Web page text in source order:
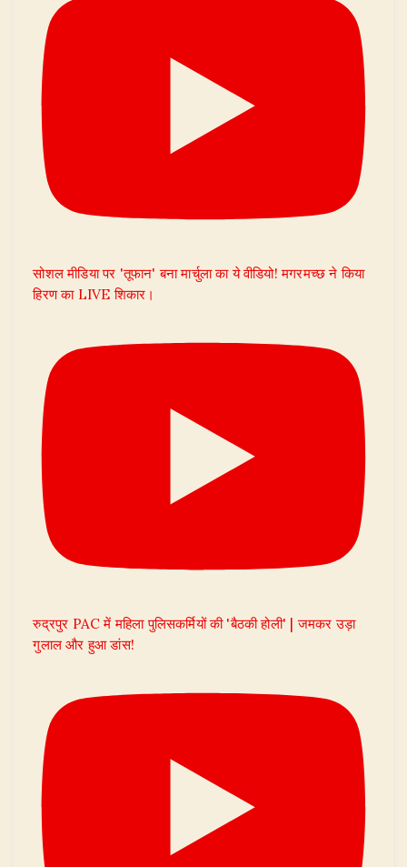
सोशल मीडिया पर 'तूफान' बना मार्चुला का ये वीडियो! मगरमच्छ ने किया
हिरण का LIVE शिकार।
रुद्रपुर PAC में महिला पुलिसकर्मियों की 'बैठकी होली' | जमकर उड़ा
गुलाल और हुआ डांस!